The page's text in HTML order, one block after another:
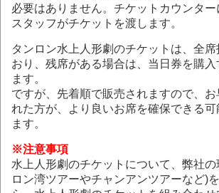
必要はありません。チケットカウンター
スタッフがチケットを渡します。
タンロン水上人形劇のチケットは、全
おり、残席がある場合は、当日券を購入
ます。
ですが、先着順で販売されますので、お
れた方が、より良いお席を確保できる可
ます。
※注意事項
水上人形劇のチケットについて、弊社
ロン湾ツアーやチャンアンツアーなど)